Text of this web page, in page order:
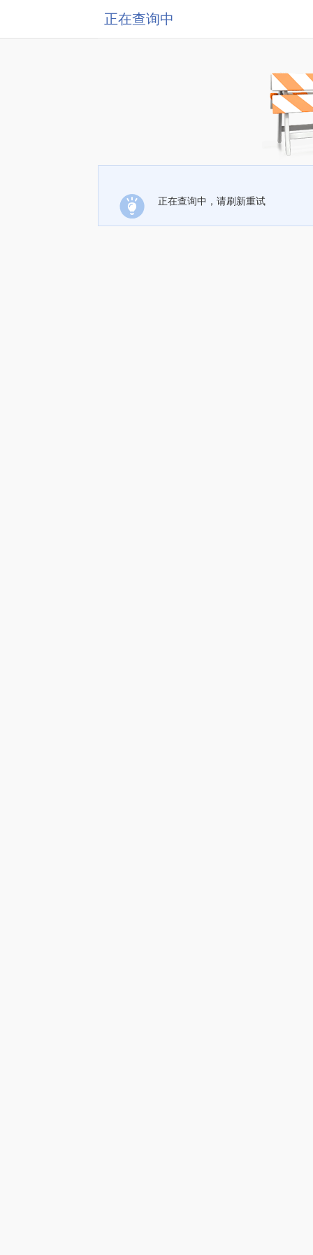
正在查询中
正在查询中，请刷新重试